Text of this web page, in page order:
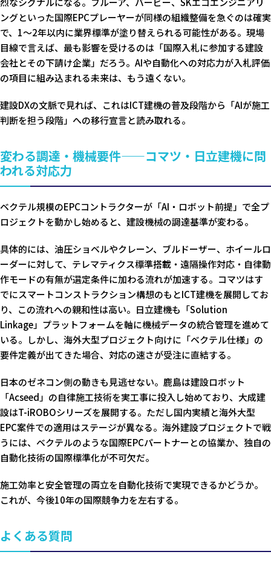
ングといった国際EPCプレーヤーが同様の組織整備を急ぐのは確実
で、1〜2年以内に業界標準が塗り替えられる可能性がある。現場
目線で言えば、最も影響を受けるのは「国際入札に参加する建設
会社とその下請け企業」だろう。AIや自動化への対応力が入札評価
の項目に組み込まれる未来は、もう遠くない。
建設DXの文脈で見れば、これはICT建機の普及段階から「AIが施工
判断を担う段階」への移行宣言と読み取れる。
変わる調達・機械要件——コマツ・日立建機に問
われる対応力
ベクテル規模のEPCコントラクターが「AI・ロボット前提」で全プ
ロジェクトを動かし始めると、建設機械の調達基準が変わる。
具体的には、油圧ショベルやクレーン、ブルドーザー、ホイールロ
ーダーに対して、テレマティクス標準搭載・遠隔操作対応・自律動
作モードの有無が選定条件に加わる流れが加速する。コマツはす
でにスマートコンストラクション構想のもとICT建機を展開してお
り、この流れへの親和性は高い。日立建機も「Solution
Linkage」プラットフォームを軸に機械データの統合管理を進めて
いる。しかし、海外大型プロジェクト向けに「ベクテル仕様」の
要件定義が出てきた場合、対応の速さが受注に直結する。
日本のゼネコン側の動きも見逃せない。鹿島は建設ロボット
「Acseed」の自律施工技術を実工事に投入し始めており、大成建
設はT-iROBOシリーズを展開する。ただし国内実績と海外大型
EPC案件での適用はステージが異なる。海外建設プロジェクトで戦
うには、ベクテルのような国際EPCパートナーとの協業か、独自の
自動化技術の国際標準化が不可欠だ。
施工効率と安全管理の両立を自動化技術で実現できるかどうか。
これが、今後10年の国際競争力を左右する。
よくある質問